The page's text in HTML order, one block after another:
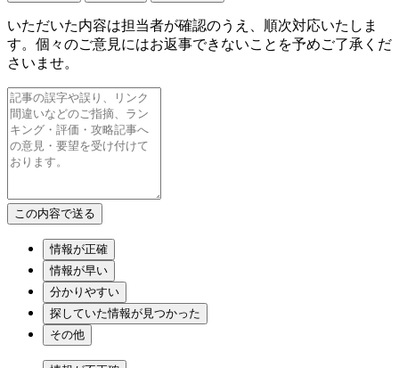
いただいた内容は担当者が確認のうえ、順次対応いたしま
す。個々のご意見にはお返事できないことを予めご了承くだ
さいませ。
情報が正確
情報が早い
分かりやすい
探していた情報が見つかった
その他